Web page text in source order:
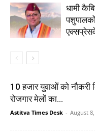
धामी
10 हजार युवाओं को नौकरी
रोजगार मेलों का...
Astitva Times Desk - August